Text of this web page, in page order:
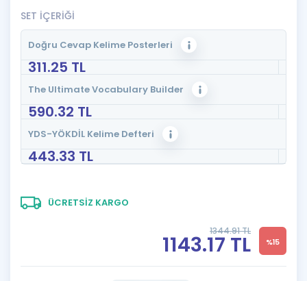
SET İÇERİĞİ
Doğru Cevap Kelime Posterleri
311.25 TL
The Ultimate Vocabulary Builder
590.32 TL
YDS-YÖKDİL Kelime Defteri
443.33 TL
ÜCRETSİZ KARGO
1344.91 TL
1143.17 TL %15